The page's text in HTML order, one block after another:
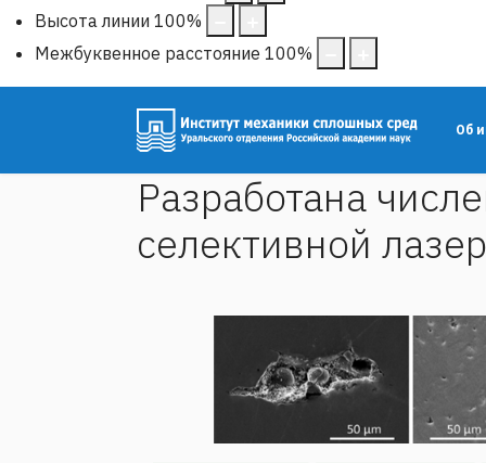
Высота линии 100%
Межбуквенное расстояние 100%
Об
Разработана
селективной